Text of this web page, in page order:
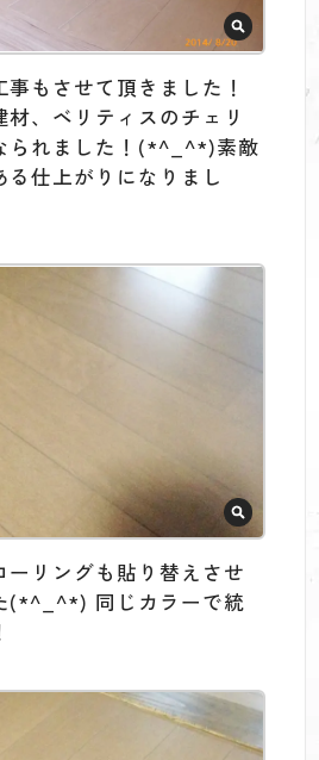
もさせて頂きました！
、ベリティスのチェリ
られました！(*^_^*)素敵
る仕上がりになりまし
ーリングも貼り替えさせ
(*^_^*) 同じカラーで統